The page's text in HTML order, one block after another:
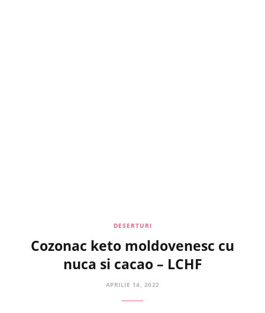
DESERTURI
Cozonac keto moldovenesc cu
nuca si cacao – LCHF
APRILIE 14, 2022